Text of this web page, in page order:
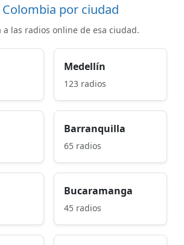
por ciudad
a las radios online de esa ciudad.
Medellín
123 radios
Barranquilla
65 radios
Bucaramanga
45 radios